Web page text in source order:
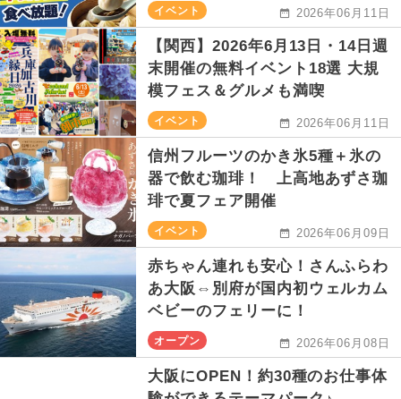
イベント 2026年06月11日
【関西】2026年6月13日・14日週
末開催の無料イベント18選 大規
模フェス＆グルメも満喫
イベント 2026年06月11日
信州フルーツのかき氷5種＋氷の
器で飲む珈琲！ 上高地あずさ珈
琲で夏フェア開催
イベント 2026年06月09日
赤ちゃん連れも安心！さんふらわ
あ大阪⇔別府が国内初ウェルカム
ベビーのフェリーに！
オープン 2026年06月08日
大阪にOPEN！約30種のお仕事体